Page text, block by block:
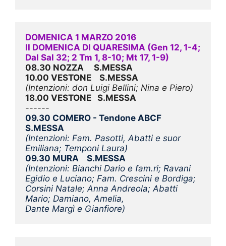
DOMENICA 1 MARZO 2016
II DOMENICA DI QUARESIMA (Gen 12, 1-4;
Dal Sal 32; 2 Tm 1, 8-10; Mt 17, 1-9)
08.30 NOZZA     S.MESSA
10.00 VESTONE    S.MESSA
(Intenzioni: don Luigi Bellini; Nina e Piero)
18.00 VESTONE S.MESSA
------
09.30 COMERO - Tendone ABCF
S.MESSA
(Intenzioni: Fam. Pasotti, Abatti e suor
Emiliana; Temponi Laura)
09.30 MURA    S.MESSA
(Intenzioni: Bianchi Dario e fam.ri; Ravani
Egidio e Luciano; Fam. Crescini e Bordiga;
Corsini Natale; Anna Andreola; Abatti
Mario; Damiano, Amelia,
Dante Margì e Gianfiore)